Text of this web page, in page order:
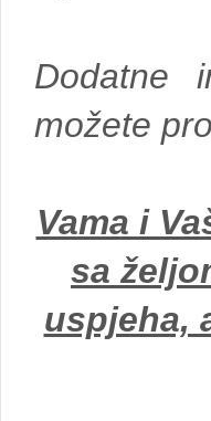
Dodatne
možete
Vama i
sa
uspjeha,